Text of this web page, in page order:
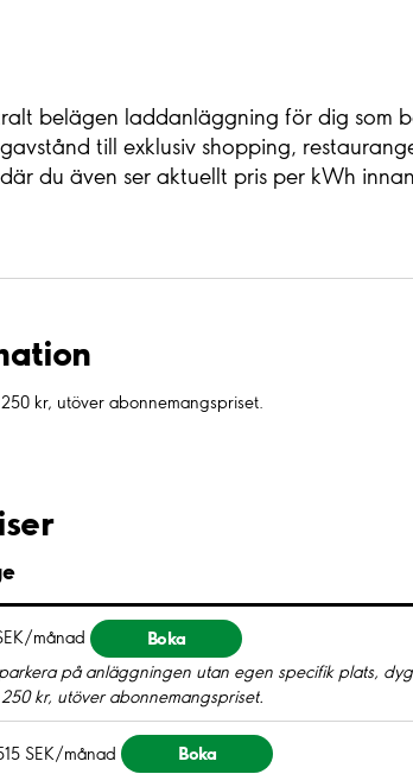
belägen laddanläggning för dig som
till exklusiv shopping,
du även ser aktuellt pris per kWh
kr, utöver abonnemangspriset.
månad Boka
på anläggningen utan egen specifik plats,
kr, utöver abonnemangspriset.
SEK/månad Boka